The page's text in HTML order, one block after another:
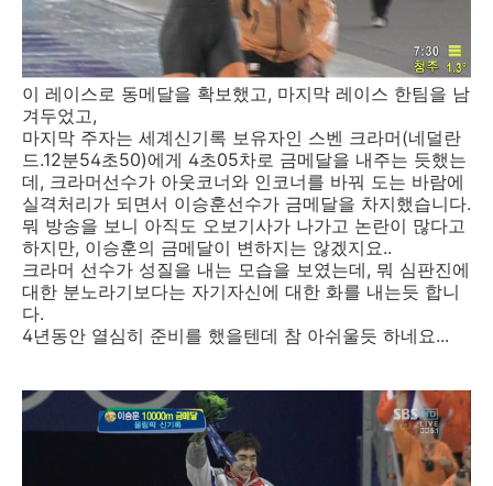
이 레이스로 동메달을 확보했고, 마지막 레이스 한팀을 남
겨두었고,
마지막 주자는 세계신기록 보유자인 스벤 크라머(네덜란
드.12분54초50)에게 4초05차로 금메달을 내주는 듯했는
데, 크라머선수가 아웃코너와 인코너를 바꿔 도는 바람에
실격처리가 되면서 이승훈선수가 금메달을 차지했습니다.
뭐 방송을 보니 아직도 오보기사가 나가고 논란이 많다고
하지만, 이승훈의 금메달이 변하지는 않겠지요..
크라머 선수가 성질을 내는 모습을 보였는데, 뭐 심판진에
대한 분노라기보다는 자기자신에 대한 화를 내는듯 합니
다.
4년동안 열심히 준비를 했을텐데 참 아쉬울듯 하네요...